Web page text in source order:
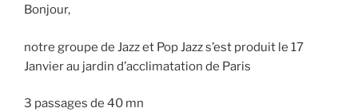
Bonjour,
notre groupe de Jazz et Pop Jazz s’est produit le 17
Janvier au jardin d’acclimatation de Paris
3 passages de 40 mn